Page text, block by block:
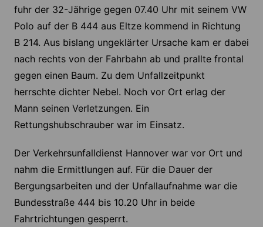
fuhr der 32-Jährige gegen 07.40 Uhr mit seinem VW
Polo auf der B 444 aus Eltze kommend in Richtung
B 214. Aus bislang ungeklärter Ursache kam er dabei
nach rechts von der Fahrbahn ab und prallte frontal
gegen einen Baum. Zu dem Unfallzeitpunkt
herrschte dichter Nebel. Noch vor Ort erlag der
Mann seinen Verletzungen. Ein
Rettungshubschrauber war im Einsatz.
Der Verkehrsunfalldienst Hannover war vor Ort und
nahm die Ermittlungen auf. Für die Dauer der
Bergungsarbeiten und der Unfallaufnahme war die
Bundesstraße 444 bis 10.20 Uhr in beide
Fahrtrichtungen gesperrt.